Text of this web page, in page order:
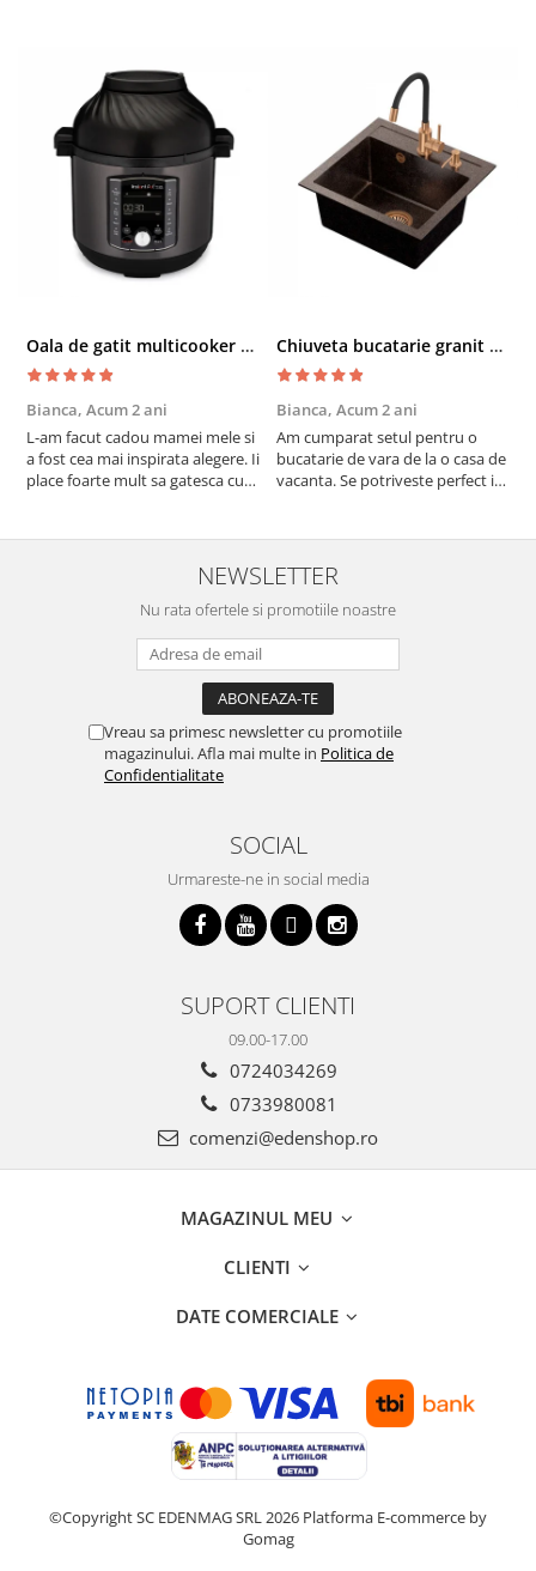
Oala de gatit multicooker 11 functii Instant Pot Pro Crisp 8 + Air Fryer 7.6 lt
Bianca, Acum 2 ani
L-am facut cadou mamei mele si
a fost cea mai inspirata alegere. Ii
place foarte mult sa gatesca cu
cratita...ma gandesc serios sa imi
cumpar si eu! Recomand mult !
Chiuveta bucatarie granit cu finisaj negru perlat/cupru Steingran Art Copper cu dozator si baterie Quadron
Bianca, Acum 2 ani
Am cumparat setul pentru o
bucatarie de vara de la o casa de
vacanta. Se potriveste perfect in
buna, recomand cu drag !
NEWSLETTER
Nu rata ofertele si promotiile noastre
Vreau sa primesc newsletter cu promotiile
magazinului. Afla mai multe in Politica de
Confidentialitate
SOCIAL
Urmareste-ne in social media
SUPORT CLIENTI
09.00-17.00
0724034269
0733980081
comenzi@edenshop.ro
MAGAZINUL MEU
CLIENTI
DATE COMERCIALE
©Copyright SC EDENMAG SRL 2026 Platforma E-commerce by
Gomag